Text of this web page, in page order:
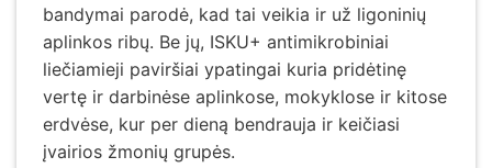
bandymai parodė, kad tai veikia ir už ligoninių
aplinkos ribų. Be jų, ISKU+ antimikrobiniai
liečiamieji paviršiai ypatingai kuria pridėtinę
vertę ir darbinėse aplinkose, mokyklose ir kitose
erdvėse, kur per dieną bendrauja ir keičiasi
įvairios žmonių grupės.